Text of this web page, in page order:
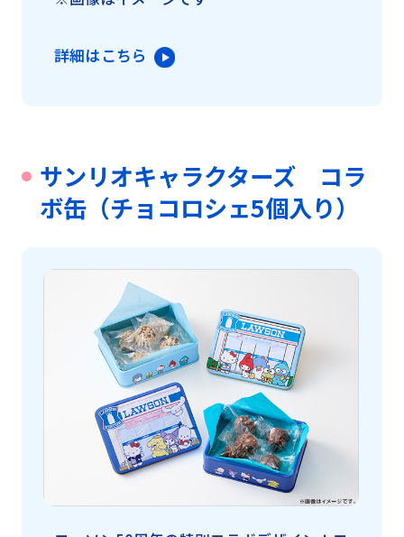
詳細はこちら
サンリオキャラクターズ コラ
ボ缶（チョコロシェ5個入り）